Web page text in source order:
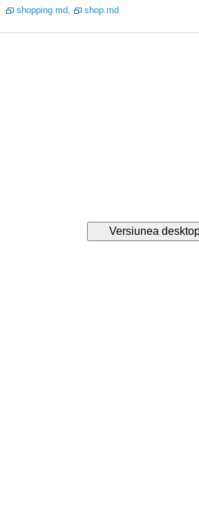
shopping md, shop.md